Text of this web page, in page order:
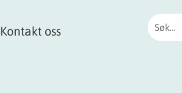
Kontakt oss